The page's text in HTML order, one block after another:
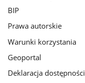
BIP
Prawa autorskie
Warunki korzystania
Geoportal
Deklaracja